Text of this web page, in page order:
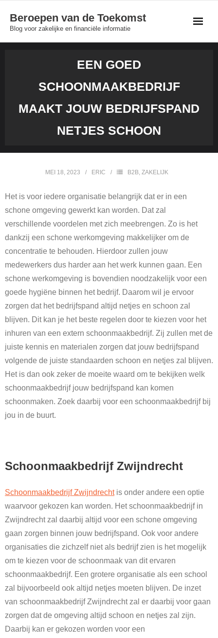
content
Beroepen van de Toekomst
Blog voor zakelijke en financiële informatie
EEN GOED
SCHOONMAAKBEDRIJF
MAAKT JOUW BEDRIJFSPAND
NETJES SCHOON
MEI 18, 2023 ERIC B2B, ZAKELIJK
Het is voor iedere organisatie belangrijk dat er in een
schone omgeving gewerkt kan worden. Dat zal
verschillende voordelen met zich meebrengen. Zo is het
dankzij een schone werkomgeving makkelijker om de
concentratie te behouden. Hierdoor zullen jouw
medewerkers dus harder aan het werk kunnen gaan. Een
schone werkomgeving is bovendien noodzakelijk voor een
goede hygiëne binnen het bedrijf. Daarom wil je ervoor
zorgen dat het bedrijfspand altijd netjes en schoon zal
blijven. Dit kan je het beste regelen door te kiezen voor het
inhuren van een extern schoonmaakbedrijf. Zij zullen met de
juiste kennis en materialen zorgen dat jouw bedrijfspand
volgende de juiste standaarden schoon en netjes zal blijven.
Het is dan ook zeker de moeite waard om te bekijken welk
schoonmaakbedrijf jouw bedrijfspand kan komen
schoonmaken. Zoek daarbij voor een schoonmaakbedrijf bij
jou in de buurt.
Schoonmaakbedrijf Zwijndrecht
Schoonmaakbedrijf Zwijndrechtis onder andere een optie
waarvoor gekozen kan worden. Het schoonmaakbedrijf in
Zwijndrecht zal daarbij altijd voor een schone omgeving
gaan zorgen binnen jouw bedrijfspand. Ook voor andere
organisaties die zichzelf niet als bedrijf zien is het mogelijk
om te kiezen voor de schoonmaak van dit ervaren
schoonmaakbedrijf. Een grotere organisatie als een school
zal bijvoorbeeld ook altijd netjes moeten blijven. De inzet
van schoonmaakbedrijf Zwijndrecht zal er daarbij voor gaan
zorgen dat de omgeving altijd schoon en netjes zal zijn.
Daarbij kan er gekozen worden voor een